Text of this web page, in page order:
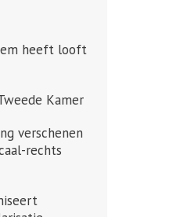
heeft looft
Kamer
verschenen
rechts